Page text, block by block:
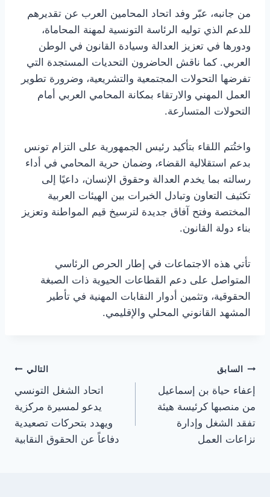
من جانبه، عبّر وفد اتحاد المحامين العرب عن تقديرهم
للدعم الذي توليه الرئاسة التونسية لمهنة المحاماة،
ودورها في تعزيز العدالة وسيادة القانون في الوطن
العربي. كما ناقش الحاضرون التحديات المستجدة التي
تفرضها التحولات المجتمعية والتشريعية، وضرورة تطوير
العمل المهني والارتقاء بمكانة المحامي العربي أمام
التحولات المتسارعة.
واختُتم اللقاء بتأكيد رئيس الجمهورية على التزام تونس
بدعم استقلالية القضاء، وضمان حرية المحامي في أداء
رسالته بما يخدم العدالة وحقوق الإنسان، داعيًا إلى
تكثيف التعاون وتبادل الخبرات بين الهيئات العربية
المختصة وفتح آفاق جديدة لترسيخ قيم المواطنة وتعزيز
بناء دولة القانون.
تأتي هذه الاجتماعات في إطار الحرص الرئاسي
المتواصل على دعم القطاعات الحيوية ذات الصبغة
الحقوقية، وتثمين أدوار النقابات المهنية في تأطير
المشهد القانوني المحلي والإقليمي.
تصفّح
المقالات
السابق
إعفاء حياة بن إسماعيل
من منصبها كرئيسة هيئة
تفقد الشغل وإدارة
نزاعات العمل
التالي
اتحاد الشغل التونسي
يدعو لمسيرة مركزية
ويهدد بتحركات تصعيدية
دفاعاً عن الحقوق النقابية